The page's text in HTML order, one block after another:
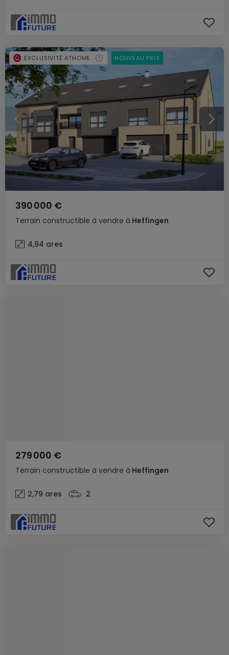
Terrain constructible à vendre à Heffingen
390 000 €
4,94 ares
EXCLUSIVITÉ ATHOME NOUVEAU PRIX
Terrain constructible à vendre à Heffingen
279 000 €
2,79 ares 2